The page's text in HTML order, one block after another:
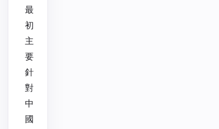
最
初
主
要
針
對
中
國